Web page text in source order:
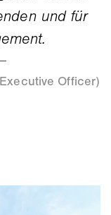
Officer)